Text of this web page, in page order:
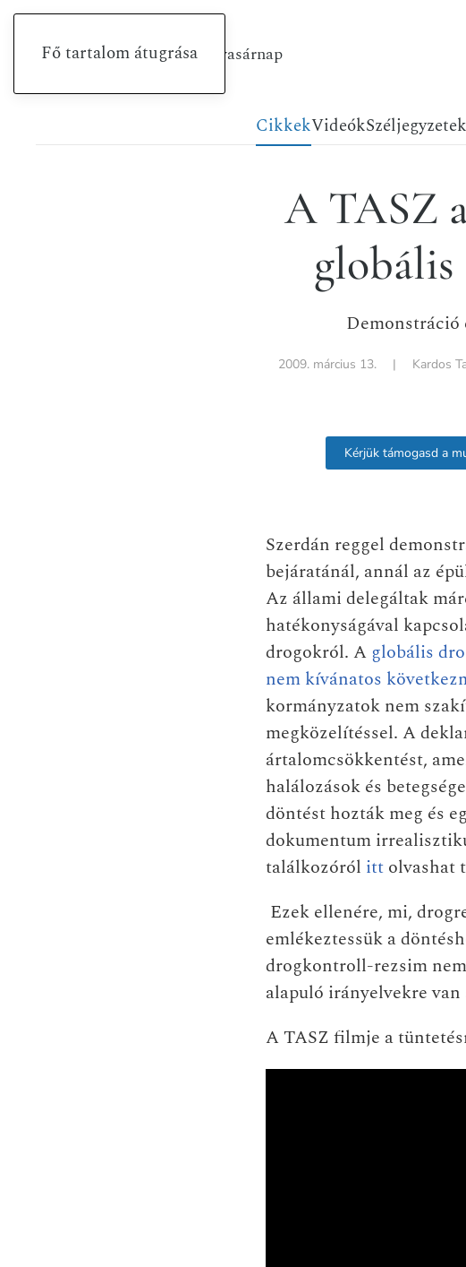
Fő tartalom átugrása
2026. augusztus 9., vasárnap
CikkekVideókSzéljegyzetek
A TASZ
Demonstráció
2009. március 13.| Kardos
Kérjük támogasd a
Szerdán reggel
bejáratánál, annál az
Az állami delegáltak
hatékonyságával
drogokról. A globális
nem kívánatos
kormányzatok nem
megközelítéssel. A
ártalomcsökkentést,
halálozások és
döntést hozták meg és
dokumentum
találkozóról itt olvashat
Ezek ellenére, mi,
emlékeztessük a
drogkontroll-rezsim
alapuló irányelvekre van
A TASZ filmje a